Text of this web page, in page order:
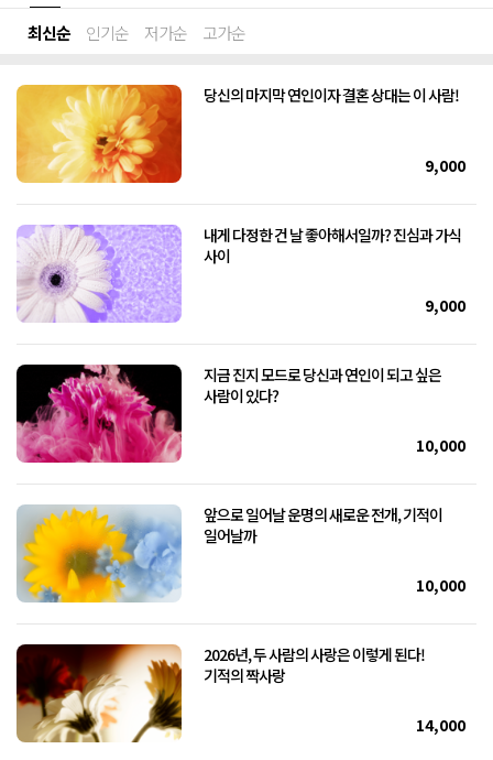
최신순 인기순 저가순 고가순
당신의 마지막 연인이자 결혼 상대는 이 사람!
9,000
내게 다정한 건 날 좋아해서일까? 진심과 가식
사이
9,000
지금 진지 모드로 당신과 연인이 되고 싶은
사람이 있다?
10,000
앞으로 일어날 운명의 새로운 전개, 기적이
일어날까
10,000
2026년, 두 사람의 사랑은 이렇게 된다!
기적의 짝사랑
14,000